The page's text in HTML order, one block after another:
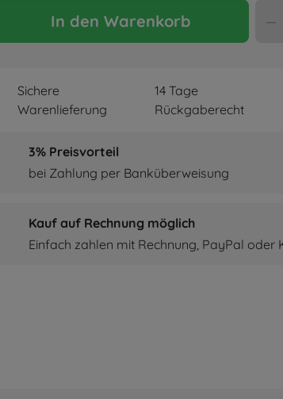
In den Warenkorb
Sichere
Warenlieferung
14 Tage
Rückgaberecht
3% Preisvorteil
bei Zahlung per Banküberweisung
Kauf auf Rechnung möglich
Einfach zahlen mit Rechnung, PayPal oder